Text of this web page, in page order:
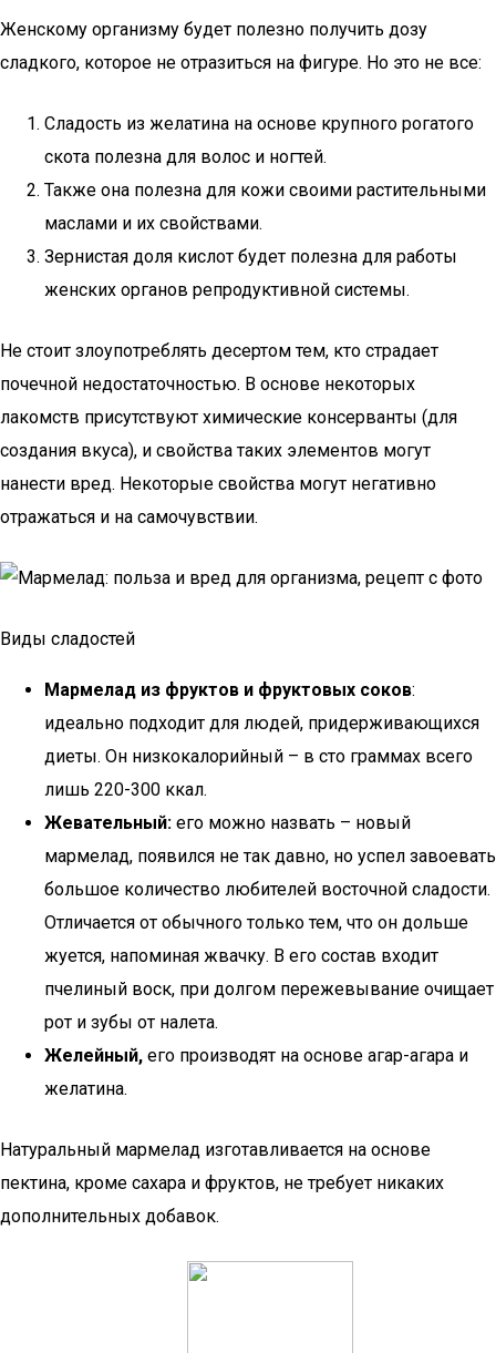
Женскому организму будет полезно получить дозу
сладкого, которое не отразиться на фигуре. Но это не все:
Сладость из желатина на основе крупного рогатого
скота полезна для волос и ногтей.
Также она полезна для кожи своими растительными
маслами и их свойствами.
Зернистая доля кислот будет полезна для работы
женских органов репродуктивной системы.
Не стоит злоупотреблять десертом тем, кто страдает
почечной недостаточностью. В основе некоторых
лакомств присутствуют химические консерванты (для
создания вкуса), и свойства таких элементов могут
нанести вред. Некоторые свойства могут негативно
отражаться и на самочувствии.
Виды сладостей
Мармелад из фруктов и фруктовых соков:
идеально подходит для людей, придерживающихся
диеты. Он низкокалорийный – в сто граммах всего
лишь 220-300 ккал.
Жевательный: его можно назвать – новый
мармелад, появился не так давно, но успел завоевать
большое количество любителей восточной сладости.
Отличается от обычного только тем, что он дольше
жуется, напоминая жвачку. В его состав входит
пчелиный воск, при долгом пережевывание очищает
рот и зубы от налета.
Желейный, его производят на основе агар-агара и
желатина.
Натуральный мармелад изготавливается на основе
пектина, кроме сахара и фруктов, не требует никаких
дополнительных добавок.